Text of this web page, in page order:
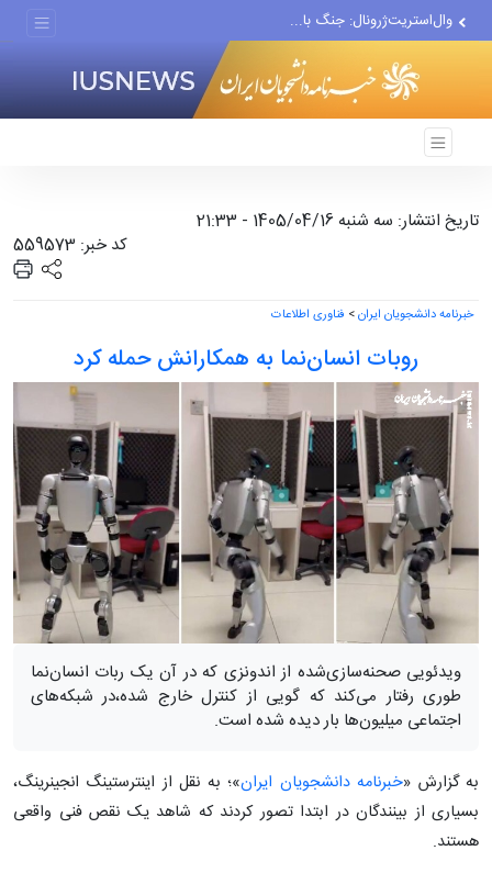
وال‌استریت‌ژرونال: جنگ با...
بهروزآذر: زنان در آثار...
تاریخ انتشار: سه شنبه 1405/04/16 - 21:33
کد خبر: 559573
خبرنامه دانشجویان ایران> فناوری اطلاعات
روبات انسان‌نما به همکارانش حمله کرد
ویدئویی صحنه‌سازی‌شده از اندونزی که در آن یک ربات انسان‌نما
طوری رفتار می‌کند که گویی از کنترل خارج شده،در شبکه‌های
اجتماعی میلیون‌ها بار دیده شده است.
به گزارش «خبرنامه دانشجویان ایران»؛ به نقل از اینترستینگ انجینرینگ،
بسیاری از بینندگان در ابتدا تصور کردند که شاهد یک نقص فنی واقعی
هستند.